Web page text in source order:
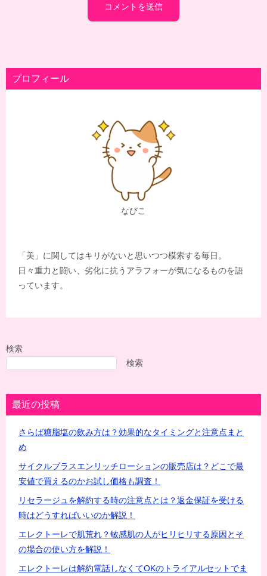
プロフィール
なびこ
「美」に関してはキリがないと思いつつ模索する毎日。
日々重力と闘い、劣化に抗うアラフォーが気になるものを語
っています。
検索
検索
最近の投稿
さらば糖脂塩の飲み方は？効果的なタイミングと注意点まと
め
サイクルプラスエンリッチローションの販売店は？どこで最
安値で買えるのかお試し価格も調査！
リセラージュを解約する時の注意点とは？返金保証を受ける
時はどうすればいいのか解説！
エレクトーレで肌荒れ？敏感肌の人がヒリヒリする原因とそ
の場合の使い方を解説！
エレクトーレは解約電話しなくてOKのトライアルセットでま